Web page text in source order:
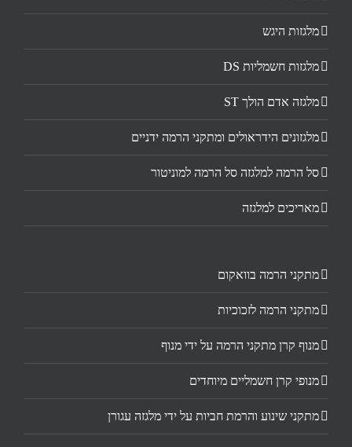
מלגזות היגש
מלגזות חשמליות DS
מלגזה אדם הולך ST
מלגזונים הידראולים ומתקני הרמה ידניים
סל הרמה למלגזה סל הרמה למוניטור
מאריכים למלגזה
מתקני הרמה בוואקום
מתקני הרמה לזכוכיות
מנוף קרן מתקני הרמה על ידי מנוף
מנופי קרן חשמליים מיוחדים
מתקני שינוע והרמת חביות על ידי מלגזה עגורן